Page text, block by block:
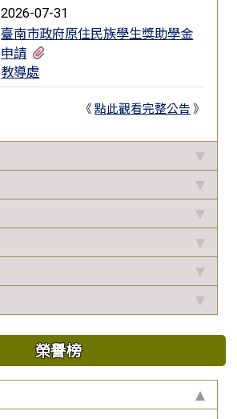
2026-07-31
臺南市政府原住民族學生獎助學金
申請
教導處
《點此觀看完整公告》
榮譽榜